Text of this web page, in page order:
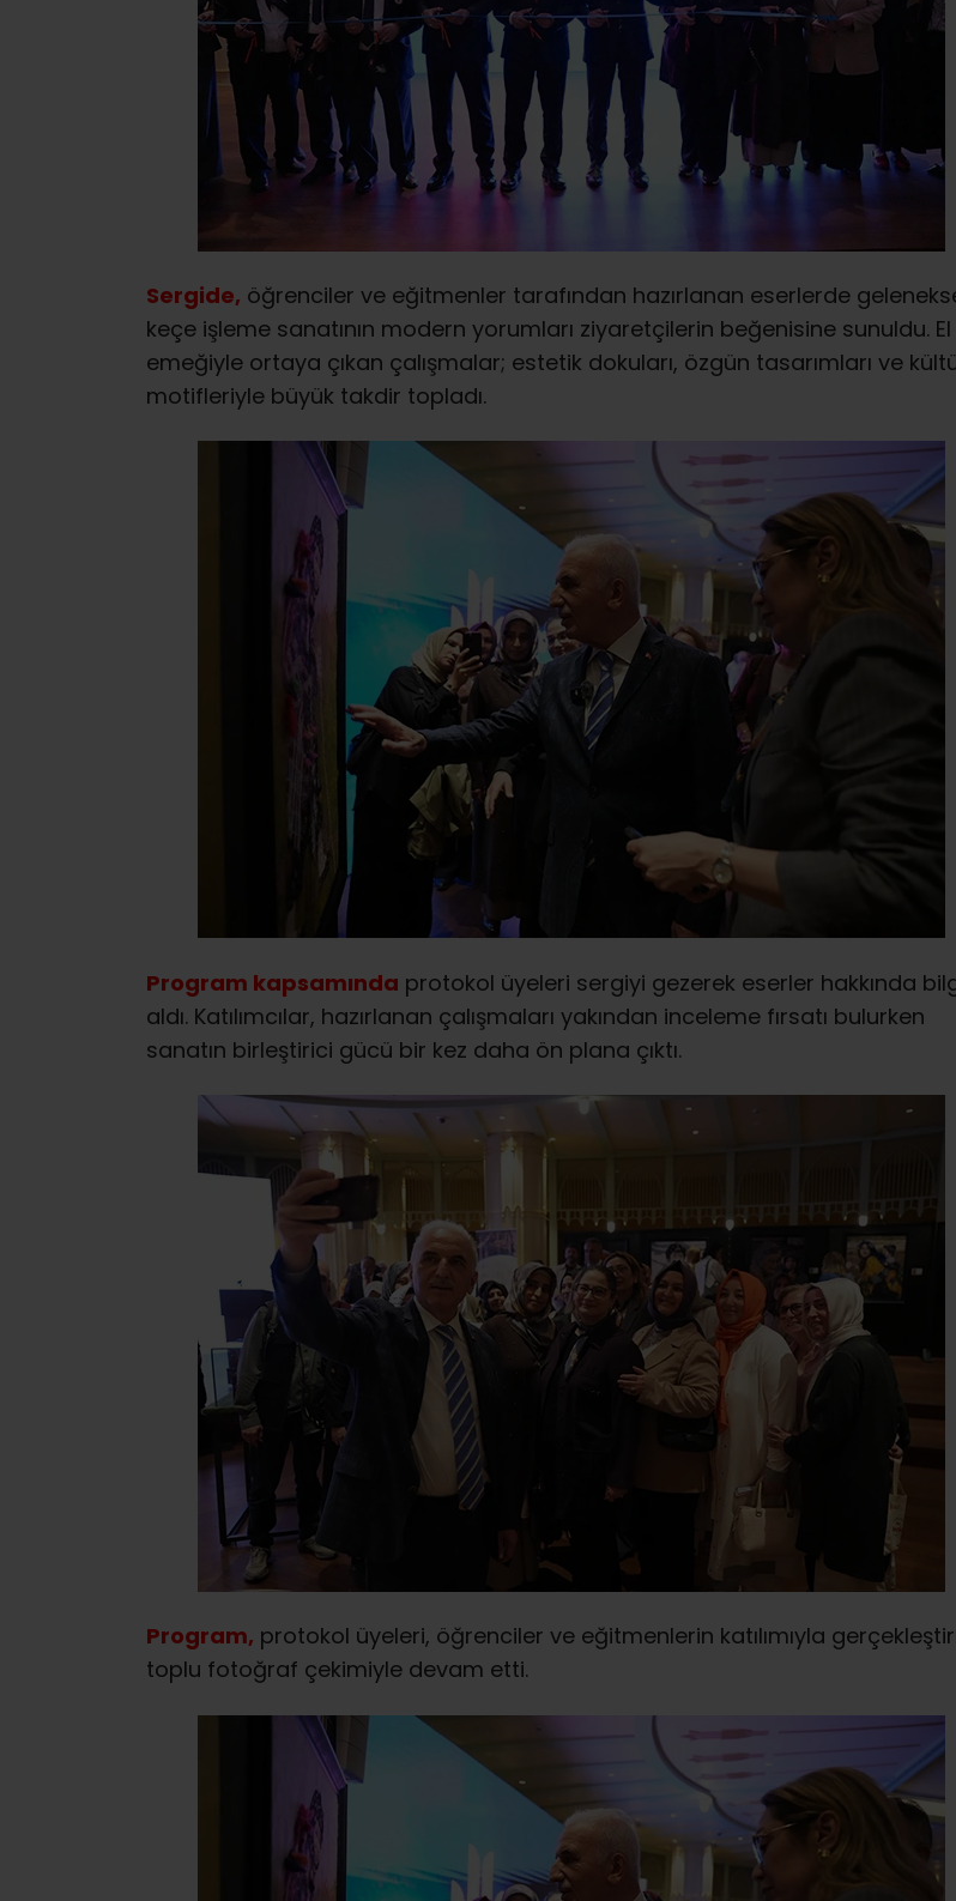
Sergide, öğrenciler ve eğitmenler tarafından hazırlanan eserlerde
keçe işleme sanatının modern yorumları ziyaretçilerin beğenisine sunuldu. El
emeğiyle ortaya çıkan çalışmalar; estetik dokuları, özgün tasarımları ve
motifleriyle büyük takdir topladı.
Program kapsamında protokol üyeleri sergiyi gezerek eserler hakkında
aldı. Katılımcılar, hazırlanan çalışmaları yakından inceleme fırsatı bulurken
sanatın birleştirici gücü bir kez daha ön plana çıktı.
Program, protokol üyeleri, öğrenciler ve eğitmenlerin katılımıyla
toplu fotoğraf çekimiyle devam etti.